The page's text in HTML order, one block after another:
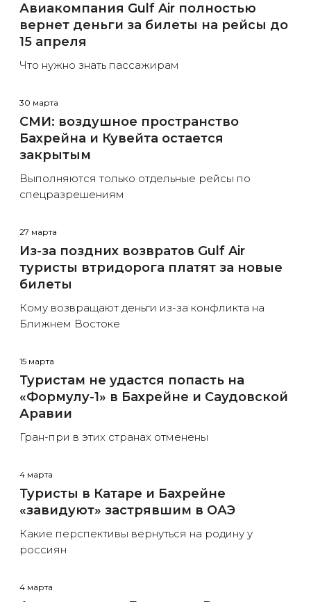
Авиакомпания Gulf Air полностью
вернет деньги за билеты на рейсы до
15 апреля
Что нужно знать пассажирам
30 марта
СМИ: воздушное пространство
Бахрейна и Кувейта остается
закрытым
Выполняются только отдельные рейсы по
спецразрешениям
27 марта
Из-за поздних возвратов Gulf Air
туристы втридорога платят за новые
билеты
Кому возвращают деньги из-за конфликта на
Ближнем Востоке
15 марта
Туристам не удастся попасть на
«Формулу-1» в Бахрейне и Саудовской
Аравии
Гран-при в этих странах отменены
4 марта
Туристы в Катаре и Бахрейне
«завидуют» застрявшим в ОАЭ
Какие перспективы вернуться на родину у
россиян
4 марта